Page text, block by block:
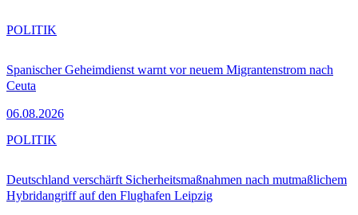
Spanischer Geheimdienst warnt vor neuem Migrantenstrom nach
Ceuta
06.08.2026
POLITIK
Deutschland verschärft Sicherheitsmaßnahmen nach mutmaßlichem
Hybridangriff auf den Flughafen Leipzig
POLITIK